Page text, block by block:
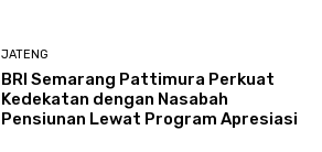
JATENG
BRI Semarang Pattimura Perkuat
Kedekatan dengan Nasabah
Pensiunan Lewat Program Apresiasi